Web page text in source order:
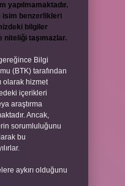
yapılmamaktadır.
isim benzerlikleri
bilgiler
taşımazlar.
Bilgi
(BTK) tarafından
olarak hizmet
içerikleri
araştırma
Ancak,
sorumluluğunu
bu
aykırı olduğunu